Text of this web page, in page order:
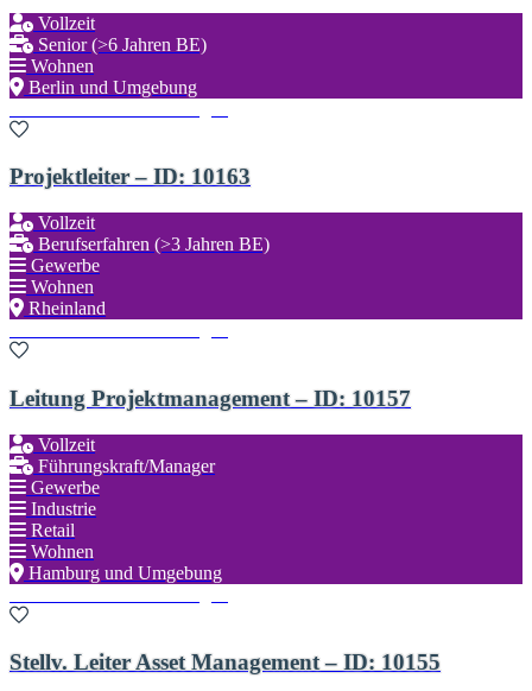
Vollzeit
Senior (>6 Jahren BE)
Wohnen
Berlin und Umgebung
Projektleiter – ID: 10163
Vollzeit
Berufserfahren (>3 Jahren BE)
Gewerbe
Wohnen
Rheinland
Leitung Projektmanagement – ID: 10157
Vollzeit
Führungskraft/Manager
Gewerbe
Industrie
Retail
Wohnen
Hamburg und Umgebung
Stellv. Leiter Asset Management – ID: 10155